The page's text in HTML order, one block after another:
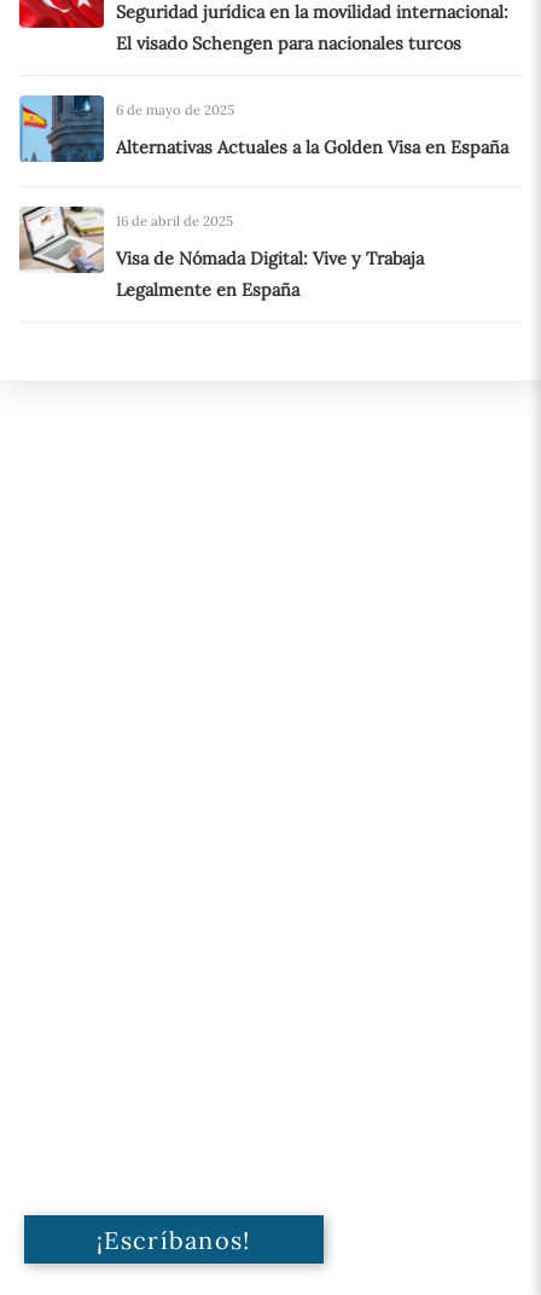
Seguridad jurídica en la movilidad internacional:
El visado Schengen para nacionales turcos
6 de mayo de 2025
Alternativas Actuales a la Golden Visa en España
16 de abril de 2025
Visa de Nómada Digital: Vive y Trabaja
Legalmente en España
¡Escríbanos!